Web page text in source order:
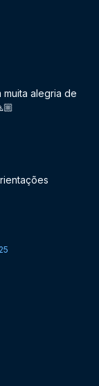
alegria de